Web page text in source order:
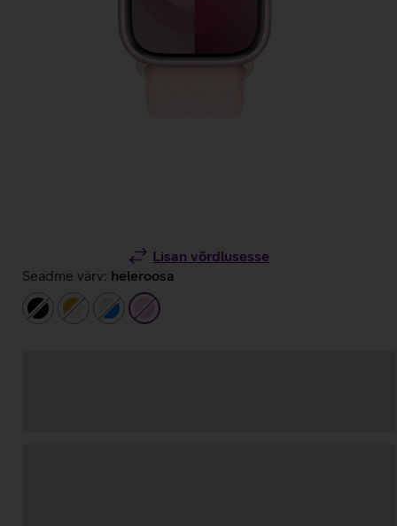
Lisan võrdlusesse
Seadme värv: heleroosa
mustkuldne/beež
hõbedane/sinine
heleroosa